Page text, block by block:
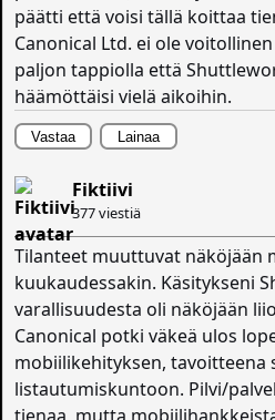
päätti että voisi tällä koittaa
Canonical Ltd. ei ole
paljon tappiolla että
häämöttäisi vielä aikoihin.
Vastaa Lainaa
Fiktiivi
377 viestiä
Tilanteet muuttuvat näköjään
kuukaudessakin. Käsitykseni
varallisuudesta oli näköjään
Canonical potki väkeä ulos
mobiilikehityksen, tavoitteena
listautumiskuntoon. Pilvi/
tienaa, mutta